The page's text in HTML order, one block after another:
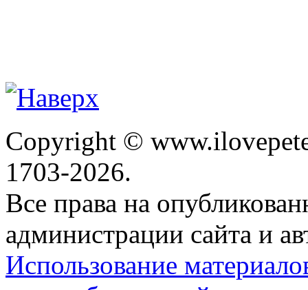
Copyright ©
1703-2026.
Все права на
администрации сайта и
Использование